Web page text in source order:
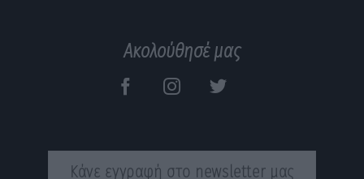
Ακολούθησέ μας
Κάνε εγγραφή στο newsletter μας